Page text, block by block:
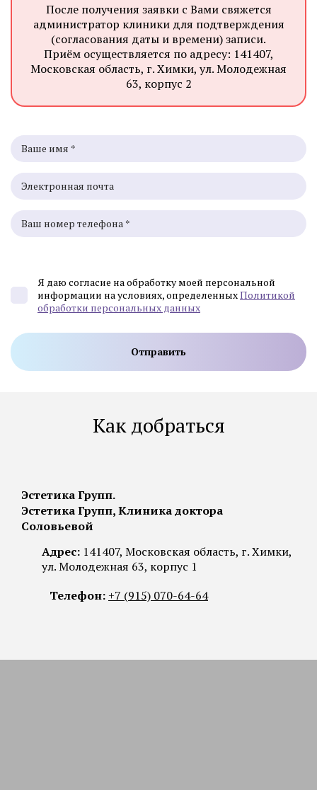
После получения заявки с Вами свяжется
администратор клиники для подтверждения
(согласования даты и времени) записи.
Приём осуществляется по адресу: 141407,
Московская область, г. Химки, ул. Молодежная
63, корпус 2
Я даю согласие на обработку моей персональной
информации на условиях, определенныхПолитикой
обработки персональных данных
Как добраться
Эстетика Групп.
Эстетика Групп, Клиника доктора
Соловьевой
Адрес:141407, Московская область, г. Химки,
ул. Молодежная 63, корпус 1
Телефон: +7 (915) 070-64-64